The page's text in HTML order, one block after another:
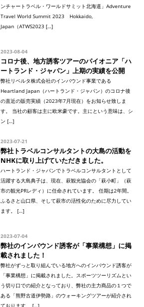
ンチャートラベル・ワールドサミット北海道」Adventure
Travel World Summit 2023 Hokkaido,
Japan（ATWS2023 […]
2023-08-04
コロナ後、地方誘客ツアーのパイオニア「ハ
ートランド・ジャパン」上期の実績を公開
弊社リベルタ株式会社のインバウンド事業である
Heartland Japan（ハートランド・ジャパン）のコロナ後
の直近の販売実績（2023年7月現在）をお知らせ致しま
す。 当社の顧客は主に欧米豪です。主にという意味は、シ
ン […]
2023-07-21
弊社トラベルコンサルタントの大島の活動を
NHKに取り上げていただきました。
ハートランド・ジャパンでトラベルコンサルタントとして
活躍する大島典子は、現在、萩観光協会の「萩小町」（萩
市の観光PRレディ）に任命されています。 任期は2年間。
ふるさと山口県、そして萩市の活性化のために尽力してい
ます。 […]
2023-07-04
弊社のインバウンド誘客が「事業構想」に掲
載されました！
弊社がずっと取り組んでいる地方へのインバウンド誘客が
「事業構想」に掲載されました。スポーツツーリズムとい
う切り口での紹介となっており、弊社の主力商品の１つで
ある「熊野古道伊勢路」のウォーキングツアーが紹介され
ております。 […]